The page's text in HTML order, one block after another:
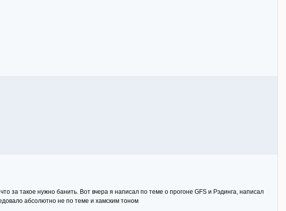
за такое нужно банить. Вот вчера я написал по теме о прогоне GFS и Рэдинга, написал
абсолютно не по теме и хамским тоном